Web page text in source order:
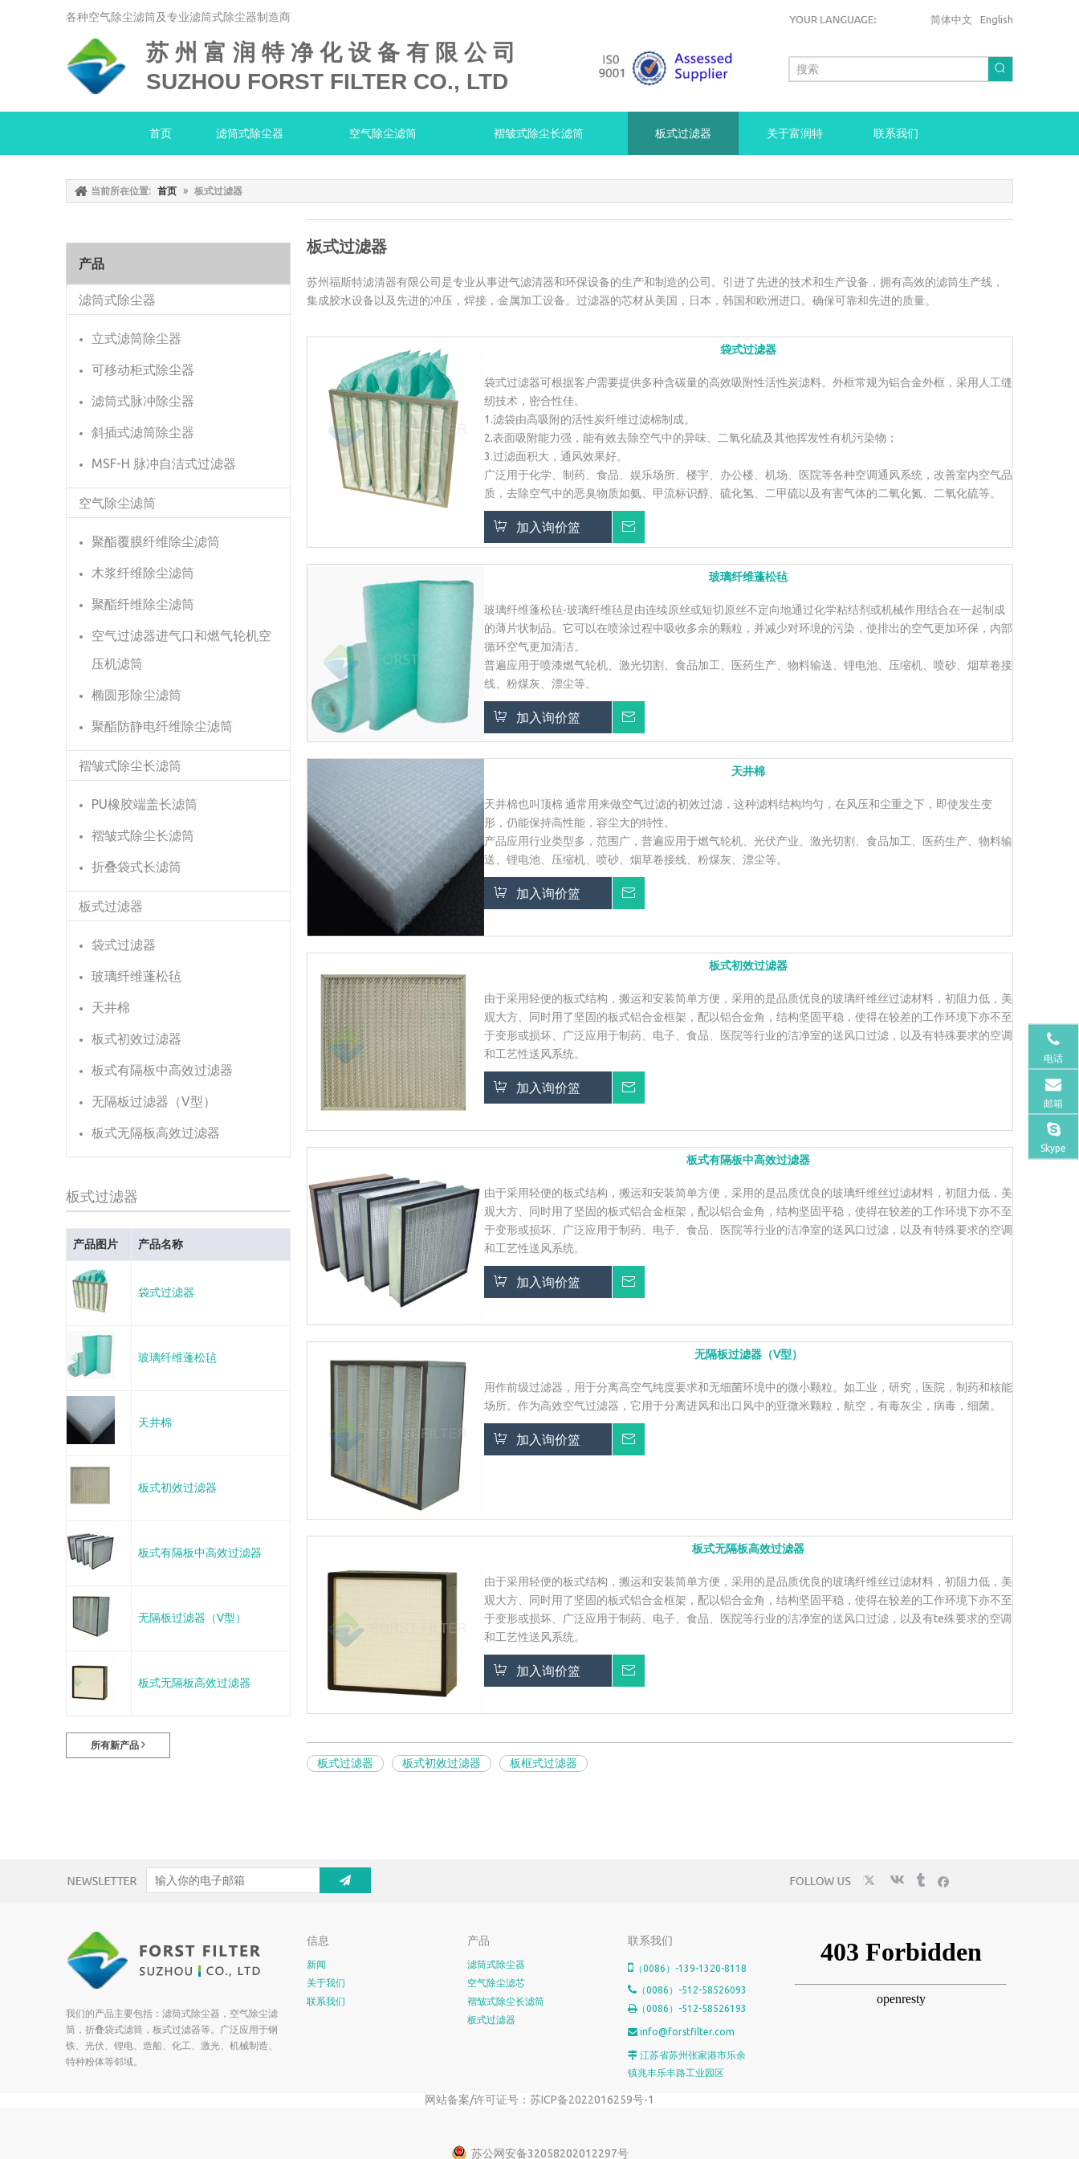
各种空气除尘滤筒及专业滤筒式除尘器制造商 简体中文 English
苏 州 富 润 特 净 化 设 备 有 限 公 司
SUZHOU FORST FILTER CO., LTD
首页 滤筒式除尘器 空气除尘滤筒 褶皱式除尘长滤筒 板式过滤器 关于富润特 联系我们
当前所在位置: 首页 » 板式过滤器
产品
滤筒式除尘器
立式滤筒除尘器
可移动柜式除尘器
滤筒式脉冲除尘器
斜插式滤筒除尘器
MSF-H 脉冲自洁式过滤器
空气除尘滤筒
聚酯覆膜纤维除尘滤筒
木浆纤维除尘滤筒
聚酯纤维除尘滤筒
空气过滤器进气口和燃气轮机空
压机滤筒
椭圆形除尘滤筒
聚酯防静电纤维除尘滤筒
褶皱式除尘长滤筒
PU橡胶端盖长滤筒
褶皱式除尘长滤筒
折叠袋式长滤筒
板式过滤器
袋式过滤器
玻璃纤维蓬松毡
天井棉
板式初效过滤器
板式有隔板中高效过滤器
无隔板过滤器（V型）
板式无隔板高效过滤器
板式过滤器
产品图片 产品名称
袋式过滤器
玻璃纤维蓬松毡
天井棉
板式初效过滤器
板式有隔板中高效过滤器
无隔板过滤器（V型）
板式无隔板高效过滤器
所有新产品
板式过滤器
苏州福斯特滤清器有限公司是专业从事进气滤清器和环保设备的生产和制造的公司。引进了先进的技术和生产设备，拥有高效的滤筒生产线，
集成胶水设备以及先进的冲压，焊接，金属加工设备。过滤器的芯材从美国，日本，韩国和欧洲进口。确保可靠和先进的质量。
袋式过滤器
袋式过滤器可根据客户需要提供多种含碳量的高效吸附性活性炭滤料。外框常规为铝合金外框，采用人工缝
纫技术，密合性佳。
1.滤袋由高吸附的活性炭纤维过滤棉制成。
2.表面吸附能力强，能有效去除空气中的异味、二氧化硫及其他挥发性有机污染物；
3.过滤面积大，通风效果好。
广泛用于化学、制药、食品、娱乐场所、楼宇、办公楼、机场、医院等各种空调通风系统，改善室内空气品
质，去除空气中的恶臭物质如氨、甲流标识醇、硫化氢、二甲硫以及有害气体的二氧化氮、二氧化硫等。
加入询价篮
玻璃纤维蓬松毡
玻璃纤维蓬松毡-玻璃纤维毡是由连续原丝或短切原丝不定向地通过化学粘结剂或机械作用结合在一起制成
的薄片状制品。它可以在喷涂过程中吸收多余的颗粒，并减少对环境的污染，使排出的空气更加环保，内部
循环空气更加清洁。
普遍应用于喷漆燃气轮机、激光切割、食品加工、医药生产、物料输送、锂电池、压缩机、喷砂、烟草卷接
线、粉煤灰、漂尘等。
加入询价篮
天井棉
天井棉也叫顶棉 通常用来做空气过滤的初效过滤，这种滤料结构均匀，在风压和尘重之下，即使发生变
形，仍能保持高性能，容尘大的特性。
产品应用行业类型多，范围广，普遍应用于燃气轮机、光伏产业、激光切割、食品加工、医药生产、物料输
送、锂电池、压缩机、喷砂、烟草卷接线、粉煤灰、漂尘等。
加入询价篮
板式初效过滤器
由于采用轻便的板式结构，搬运和安装简单方便，采用的是品质优良的玻璃纤维丝过滤材料，初阻力低，美
观大方、同时用了坚固的板式铝合金框架，配以铝合金角，结构坚固平稳，使得在较差的工作环境下亦不至
于变形或损坏、广泛应用于制药、电子、食品、医院等行业的洁净室的送风口过滤，以及有特殊要求的空调
和工艺性送风系统。
加入询价篮
板式有隔板中高效过滤器
由于采用轻便的板式结构，搬运和安装简单方便，采用的是品质优良的玻璃纤维丝过滤材料，初阻力低，美
观大方、同时用了坚固的板式铝合金框架，配以铝合金角，结构坚固平稳，使得在较差的工作环境下亦不至
于变形或损坏、广泛应用于制药、电子、食品、医院等行业的洁净室的送风口过滤，以及有特殊要求的空调
和工艺性送风系统。
加入询价篮
无隔板过滤器（V型）
用作前级过滤器，用于分离高空气纯度要求和无细菌环境中的微小颗粒。如工业，研究，医院，制药和核能
场所。作为高效空气过滤器，它用于分离进风和出口风中的亚微米颗粒，航空，有毒灰尘，病毒，细菌。
加入询价篮
板式无隔板高效过滤器
由于采用轻便的板式结构，搬运和安装简单方便，采用的是品质优良的玻璃纤维丝过滤材料，初阻力低，美
观大方、同时用了坚固的板式铝合金框架，配以铝合金角，结构坚固平稳，使得在较差的工作环境下亦不至
于变形或损坏、广泛应用于制药、电子、食品、医院等行业的洁净室的送风口过滤，以及有te殊要求的空调
和工艺性送风系统。
加入询价篮
板式过滤器 板式初效过滤器 板框式过滤器
我们的产品主要包括：滤筒式除尘器，空气除尘滤
筒，折叠袋式滤筒，板式过滤器等。广泛应用于钢
铁、光伏、锂电、造船、化工、激光、机械制造、
特种粉体等邻域。
信息
新闻
关于我们
联系我们
产品
滤筒式除尘器
空气除尘滤芯
褶皱式除尘长滤筒
板式过滤器
联系我们
 （0086）-139-1320-8118
 （0086）-512-58526093
（0086）-512-58526193
 info@forstfilter.com
 江苏省苏州张家港市乐余
镇兆丰乐丰路工业园区
电话
邮箱
Skype
网站备案/许可证号：苏ICP备2022016259号-1
苏公网安备32058202012297号